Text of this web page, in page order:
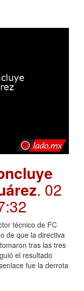
. 02
técnico de FC
de que la directiva
tras las tres
el resultado
fue la derrota